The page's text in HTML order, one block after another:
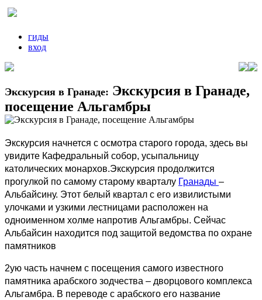
гиды
вход
Экскурсия в Гранаде: Экскурсия в Гранаде,
посещение Альгамбры
Экскурсия начнется с осмотра старого города, здесь вы
увидите Кафедральный собор, усыпальницу
католических монархов.Экскурсия продолжится
прогулкой по самому старому кварталу Гранады –
Альбайсину. Этот белый квартал с его извилистыми
улочками и узкими лестницами расположен на
одноименном холме напротив Альгамбры. Сейчас
Альбайсин находится под защитой ведомства по охране
памятников
2ую часть начнем с посещения самого известного
памятника арабского зодчества – дворцового комплекса
Альгамбра. В переводе с арабского его название